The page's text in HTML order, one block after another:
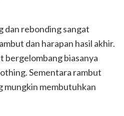
dan rebonding sangat
dan harapan hasil akhir.
bergelombang biasanya
Sementara rambut
mungkin membutuhkan